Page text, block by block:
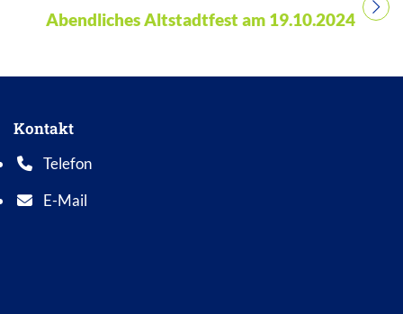
Titel für Beitrag
Abendliches Altstadtfest am 19.10.2024
Kontakt
Telefon
Telefonnummer: 0 5 6 2 1 7 0 1 0
E-Mail
E-Mail Adresse: info@bad-wildungen.de